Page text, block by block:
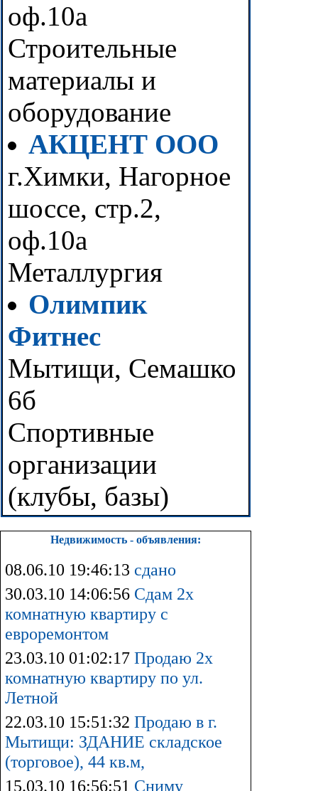
оф.10а
Строительные
материалы и
оборудование
АКЦЕНТ ООО
г.Химки, Нагорное
шоссе, стр.2,
оф.10а
Металлургия
Олимпик
Фитнес
Мытищи, Семашко
6б
Спортивные
организации
(клубы, базы)
Недвижимость - объявления:
08.06.10 19:46:13 сдано
30.03.10 14:06:56 Сдам 2х
комнатную квартиру с
евроремонтом
23.03.10 01:02:17 Продаю 2х
комнатную квартиру по ул.
Летной
22.03.10 15:51:32 Продаю в г.
Мытищи: ЗДАНИЕ складское
(торговое), 44 кв.м,
15.03.10 16:56:51 Сниму